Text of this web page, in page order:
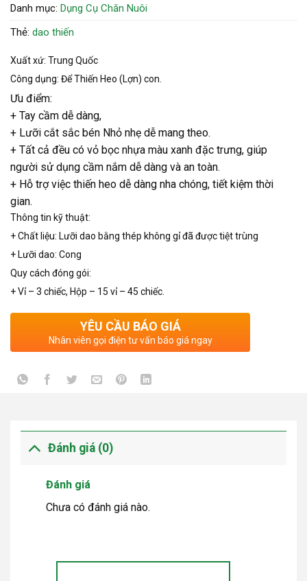
Danh mục: Dụng Cụ Chăn Nuôi
Thẻ: dao thiến
Xuất xứ: Trung Quốc
Công dụng: Để Thiến Heo (Lợn) con.
Ưu điểm:
+ Tay cầm dễ dàng,
+ Lưỡi cắt sắc bén Nhỏ nhẹ dễ mang theo.
+ Tất cả đều có vỏ bọc nhựa màu xanh đặc trưng, giúp
người sử dụng cầm nắm dễ dàng và an toàn.
+ Hỗ trợ việc thiến heo dễ dàng nha chóng, tiết kiệm thời
gian.
Thông tin kỹ thuật:
+ Chất liệu: Lưỡi dao bằng thép không gỉ đã được tiệt trùng
+ Lưỡi dao: Cong
Quy cách đóng gói:
+ Vỉ – 3 chiếc, Hộp – 15 vỉ – 45 chiếc.
YÊU CẦU BÁO GIÁ
Nhân viên gọi điện tư vấn báo giá ngay
Đánh giá (0)
Đánh giá
Chưa có đánh giá nào.